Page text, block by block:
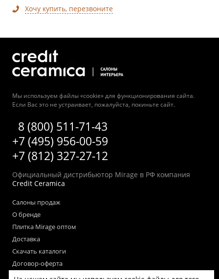
Хочу купить, перезвоните
Мы используем файлы «cookie» для функционирования сайта.
Если Вас это не устраивает, пожалуйста, покиньте сайт.
8 (800) 511-71-43
+7 (495) 956-00-59
+7 (812) 327-27-12
Официальный дистрибьютор Mirage в РФ компания
Credit Ceramica
Салоны продаж
О бренде
Плитка Mirage оптом
Доставка
Скачать каталоги
Договор-оферта
Пользовательское соглашение